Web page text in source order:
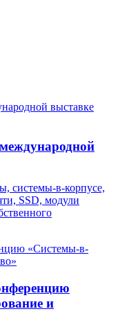
системы-в-корпусе,
SSD, модули
и